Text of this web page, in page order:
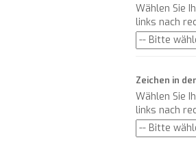
Wählen Sie
links nach
Zeichen in
Wählen Sie
links nach